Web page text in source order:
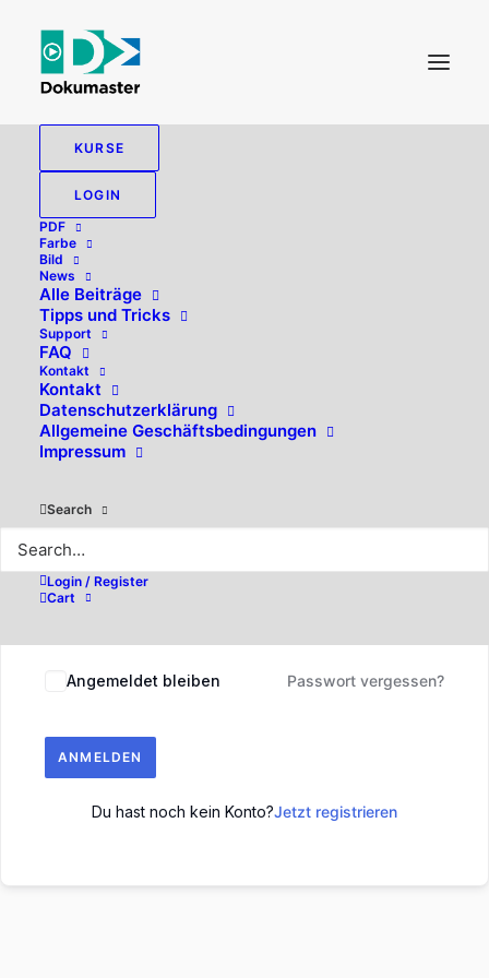
KURSE
LOGIN
PDF
Farbe
Bild
News
Alle Beiträge
Tipps und Tricks
Support
FAQ
Kontakt
Kontakt
Datenschutzerklärung
Allgemeine Geschäftsbedingungen
Impressum
Search
Login / Register
Cart
Hallo, willkommen zurück!
Angemeldet bleiben Passwort vergessen?
ANMELDEN
Du hast noch kein Konto?Jetzt registrieren